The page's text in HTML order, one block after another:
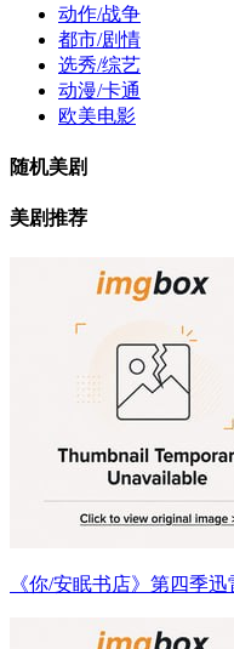
动作/战争
都市/剧情
选秀/综艺
动漫/卡通
欧美电影
随机美剧
美剧推荐
《你/安眠书店》第四季